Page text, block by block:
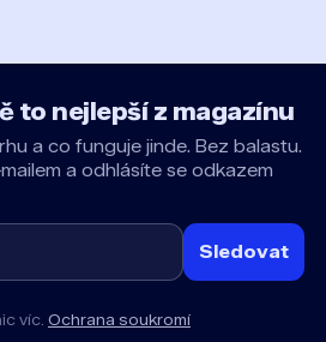
to nejlepší z magazínu
a co funguje jinde. Bez balastu.
a odhlásíte se odkazem
Sledovat
víc. Ochrana soukromí